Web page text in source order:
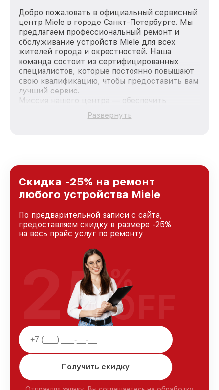
Добро пожаловать в официальный сервисный
центр Miele в городе Санкт-Петербурге. Мы
предлагаем профессиональный ремонт и
обслуживание устройств Miele для всех
жителей города и окрестностей. Наша
команда состоит из сертифицированных
специалистов, которые постоянно повышают
свою квалификацию, чтобы предоставить вам
лучший сервис.
Миссия нашего центра — обеспечить
качественный и доступный ремонт для
каждого пользователя продукции Miele, вне
Санкт-Петербурге, постоянно повышая
уровень доверия и лояльности наших
клиентов.
Развернуть
Скидка -25% на ремонт
любого устройства Miele
По предварительной записи с сайта,
предоставляем скидку в размере -25%
на весь прайс услуг по ремонту
Получить скидку
25%
OFF